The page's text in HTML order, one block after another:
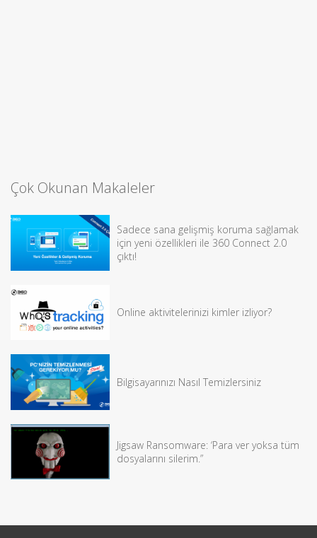
Çok Okunan Makaleler
Sadece sana gelişmiş koruma sağlamak
için yeni özellikleri ile 360 Connect 2.0
çıktı!
Online aktivitelerinizi kimler izliyor?
Bilgisayarınızı Nasıl Temizlersiniz
Jigsaw Ransomware: ‘Para ver yoksa tüm
dosyalarını silerim.”